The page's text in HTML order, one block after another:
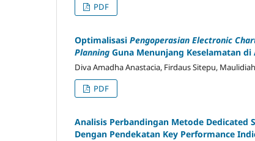
PDF
Optimalisasi Pengoperasian Electronic
Planning Guna Menunjang Keselamatan di
Diva Amadha Anastacia, Firdaus Sitepu,
PDF
Analisis Perbandingan Metode Dedicated
Dengan Pendekatan Key Performance